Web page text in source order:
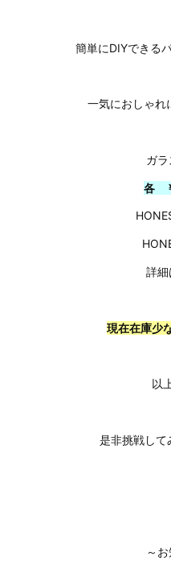
簡単にDIYできる
一気におしゃ
ガ
各
詳細
現在在庫少
以
是非挑戦して
～